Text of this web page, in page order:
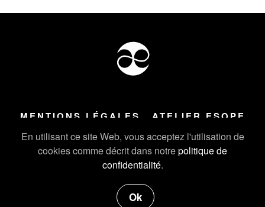
En utilisant ce site Web, vous acceptez l'utilisation de
cookies comme décrit dans notrepolitique de
confidentialité.
Ok
MENTIONS LÉGALES ATELIER ESOPE